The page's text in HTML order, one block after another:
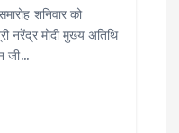
शनिवार को
नरेंद्र मोदी मुख्य अतिथि
जी…